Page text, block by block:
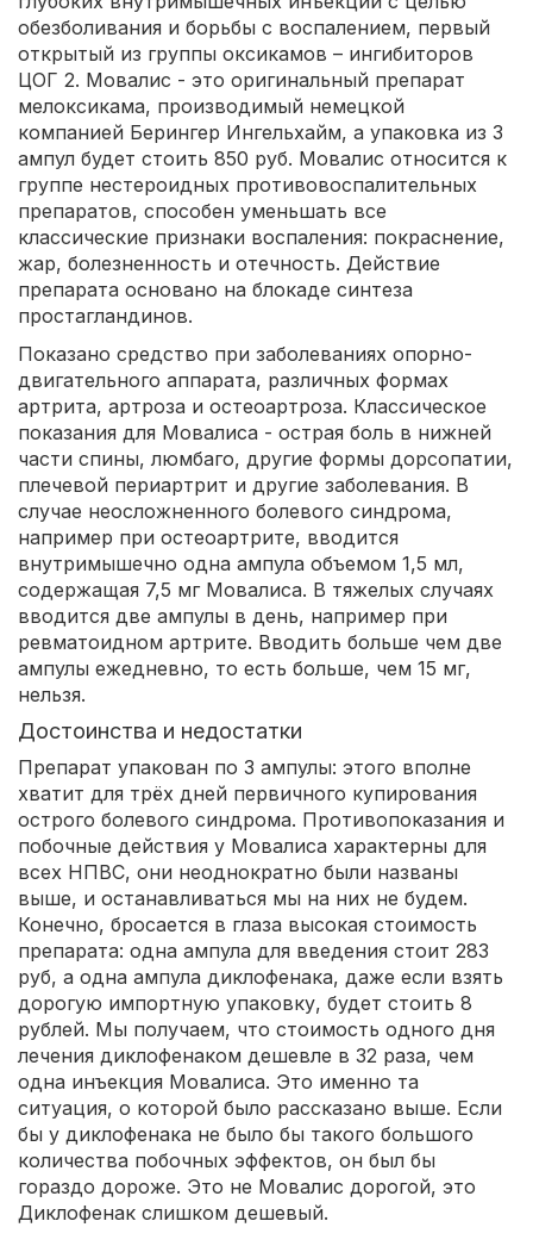
обезболивания и борьбы с воспалением, первый
открытый из группы оксикамов – ингибиторов
ЦОГ 2. Мовалис - это оригинальный препарат
мелоксикама, производимый немецкой
компанией Берингер Ингельхайм, а упаковка из 3
ампул будет стоить 850 руб. Мовалис относится к
группе нестероидных противовоспалительных
препаратов, способен уменьшать все
классические признаки воспаления: покраснение,
жар, болезненность и отечность. Действие
препарата основано на блокаде синтеза
простагландинов.
Показано средство при заболеваниях опорно-
двигательного аппарата, различных формах
артрита, артроза и остеоартроза. Классическое
показания для Мовалиса - острая боль в нижней
части спины, люмбаго, другие формы дорсопатии,
плечевой периартрит и другие заболевания. В
случае неосложненного болевого синдрома,
например при остеоартрите, вводится
внутримышечно одна ампула объемом 1,5 мл,
содержащая 7,5 мг Мовалиса. В тяжелых случаях
вводится две ампулы в день, например при
ревматоидном артрите. Вводить больше чем две
ампулы ежедневно, то есть больше, чем 15 мг,
нельзя.
Достоинства и недостатки
Препарат упакован по 3 ампулы: этого вполне
хватит для трёх дней первичного купирования
острого болевого синдрома. Противопоказания и
побочные действия у Мовалиса характерны для
всех НПВС, они неоднократно были названы
выше, и останавливаться мы на них не будем.
Конечно, бросается в глаза высокая стоимость
препарата: одна ампула для введения стоит 283
руб, а одна ампула диклофенака, даже если взять
дорогую импортную упаковку, будет стоить 8
рублей. Мы получаем, что стоимость одного дня
лечения диклофенаком дешевле в 32 раза, чем
одна инъекция Мовалиса. Это именно та
ситуация, о которой было рассказано выше. Если
бы у диклофенака не было бы такого большого
количества побочных эффектов, он был бы
гораздо дороже. Это не Мовалис дорогой, это
Диклофенак слишком дешевый.